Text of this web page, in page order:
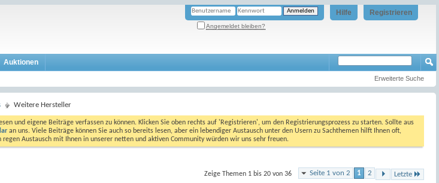
Registrieren
Hilfe
Angemeldet bleiben?
Auktionen
Erweiterte Suche
Weitere Hersteller
und eigene Beiträge verfassen zu können. Klicken Sie oben rechts auf 'Registrieren', um den Registrierungsprozess zu starten. Sollte aus
an uns. Viele Beiträge können Sie auch so bereits lesen, aber ein lebendiger Austausch unter den Usern zu Sachthemen hilft Ihnen oft,
Austausch mit Ihnen in unserer netten und aktiven Community würden wir uns sehr freuen.
Seite 1 von 2 1 2 Letzte
Zeige Themen 1 bis 20 von 36